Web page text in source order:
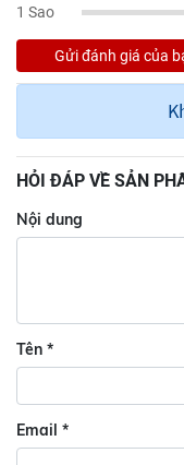
1 Sao
HỎI ĐÁP VỀ SẢN
Nội dung
Tên *
Email *